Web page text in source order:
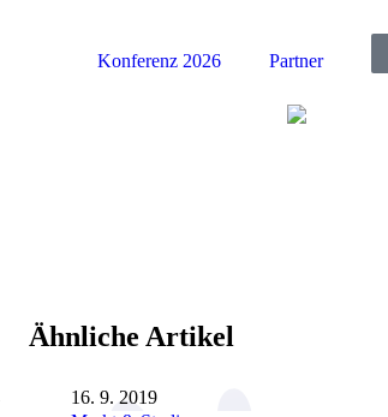
Konferenz 2026 Partner
Ähnliche Artikel
16. 9. 2019